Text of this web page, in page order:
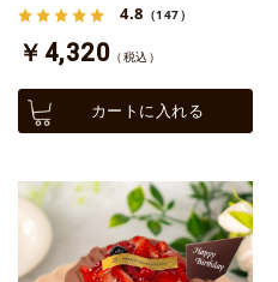
4.8 （147）
￥4,320 （税込）
カートに入れる